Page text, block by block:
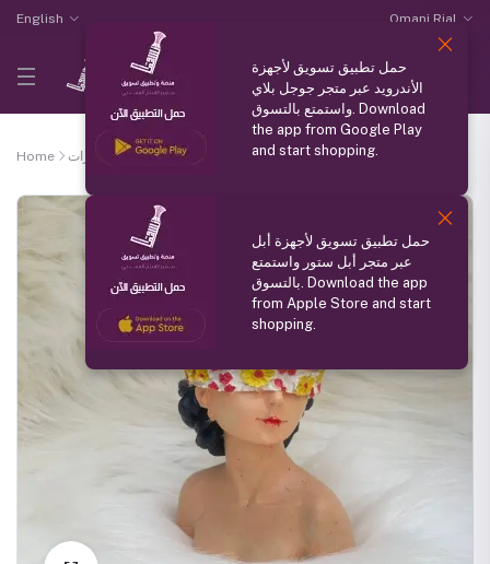
English Omani Rial
Home الذوق الرفيع للمجوهرات تحفه من الجبس بشكل جميل
حمل تطبيق تسويق لأجهزة
الأندرويد عبر متجر جوجل بلاي
واستمتع بالتسوق. Download
the app from Google Play
and start shopping.
حمل تطبيق تسويق لأجهزة أبل
عبر متجر أبل ستور واستمتع
بالتسوق. Download the app
from Apple Store and start
shopping.